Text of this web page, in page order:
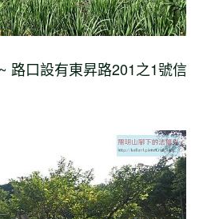
路口設有東昇路201之1號信